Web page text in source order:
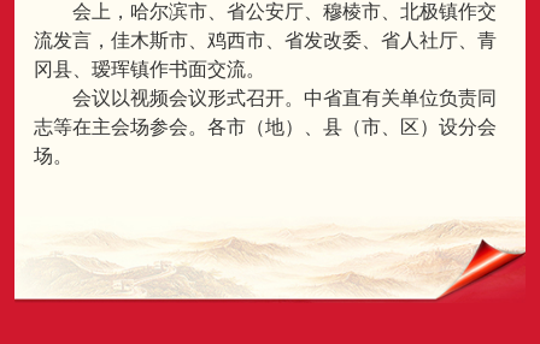
会上，哈尔滨市、省公安厅、穆棱市、北极镇作交
流发言，佳木斯市、鸡西市、省发改委、省人社厅、青
冈县、瑷珲镇作书面交流。
会议以视频会议形式召开。中省直有关单位负责同
志等在主会场参会。各市（地）、县（市、区）设分会
场。